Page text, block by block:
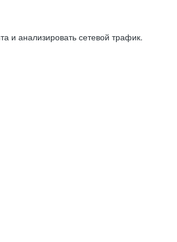
и анализировать сетевой трафик.